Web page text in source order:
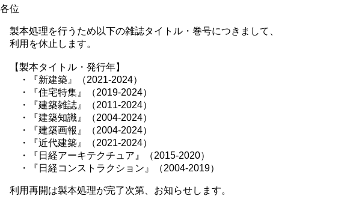
各位
製本処理を行うため以下の雑誌タイトル・巻号につきまして、
利用を休止します。
【製本タイトル・発行年】
・『新建築』（2021-2024）
・『住宅特集』（2019-2024）
・『建築雑誌』（2011-2024）
・『建築知識』（2004-2024）
・『建築画報』（2004-2024）
・『近代建築』（2021-2024）
・『日経アーキテクチュア』（2015-2020）
・『日経コンストラクション』（2004-2019）
利用再開は製本処理が完了次第、お知らせします。